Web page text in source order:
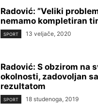
Radović: ”Veliki
nemamo kompletiran
SPORT 13 veljače, 2020
Radović: S obzirom na
okolnosti, zadovoljan
rezultatom
SPORT 18 studenoga, 2019